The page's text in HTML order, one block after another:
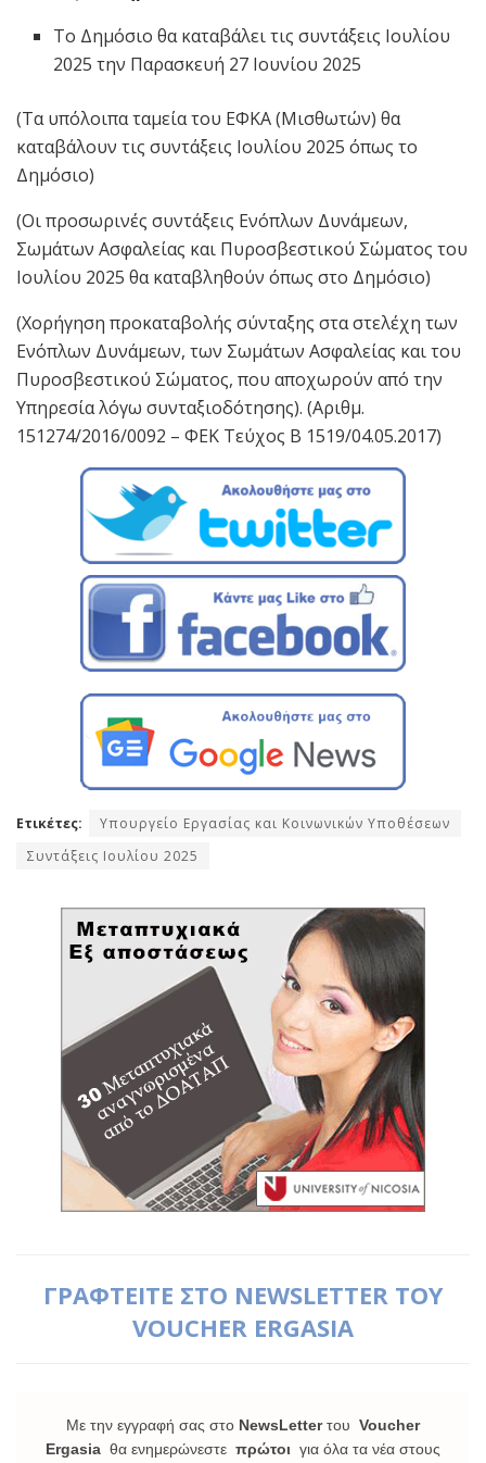
Το Δημόσιο θα καταβάλει τις συντάξεις Ιουλίου
2025 την Παρασκευή 27 Ιουνίου 2025
(Τα υπόλοιπα ταμεία του ΕΦΚΑ (Μισθωτών) θα
καταβάλουν τις συντάξεις Ιουλίου 2025 όπως το
Δημόσιο)
(Οι προσωρινές συντάξεις Ενόπλων Δυνάμεων,
Σωμάτων Ασφαλείας και Πυροσβεστικού Σώματος του
Ιουλίου 2025 θα καταβληθούν όπως στο Δημόσιο)
(Χορήγηση προκαταβολής σύνταξης στα στελέχη των
Ενόπλων Δυνάμεων, των Σωμάτων Ασφαλείας και του
Πυροσβεστικού Σώματος, που αποχωρούν από την
Υπηρεσία λόγω συνταξιοδότησης). (Αριθμ.
151274/2016/0092 – ΦΕΚ Τεύχος Β 1519/04.05.2017)
Ετικέτες:
Υπουργείο Εργασίας και Κοινωνικών Υποθέσεων
Συντάξεις Ιουλίου 2025
ΓΡΑΦΤΕΙΤΕ ΣΤΟ NEWSLETTER ΤΟΥ
VOUCHER ERGASIA
Με την εγγραφή σας στο NewsLetterτου Voucher
Ergasia θα ενημερώνεστε πρώτοι για όλα τα νέα στους